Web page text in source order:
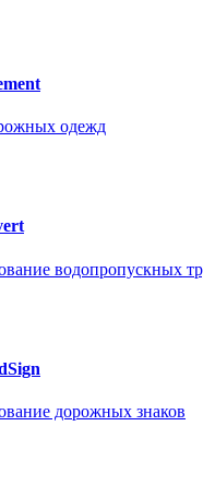
одежд
водопропускных
дорожных знаков